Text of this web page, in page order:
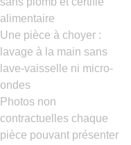
alimentaire
Une pièce à choyer :
lavage à la main sans
lave-vaisselle ni micro-
ondes
Photos non
contractuelles chaque
pièce pouvant présenter